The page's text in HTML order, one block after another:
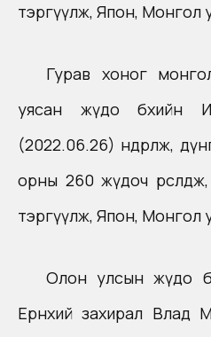
тэргүүлж, Япон, Монгол
Гурав хоног
уясан жүдо бөхийн
(2022.06.26) өндөрлөж,
орны 260 жүдоч
тэргүүлж, Япон, Монгол
Олон улсын жүдо
Ерөнхий захирал Влад